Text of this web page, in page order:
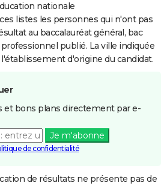
nationale
listes les personnes qui n'ont pas
au baccalauréat général, bac
publié. La ville indiquée
d'origine du candidat.
et bons plans directement par e-
Je m'abonne
de confidentialité
de résultats ne présente pas de